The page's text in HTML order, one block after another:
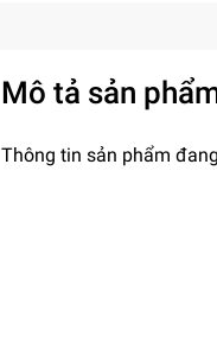
Mô tả sản
Thông tin sản phẩm